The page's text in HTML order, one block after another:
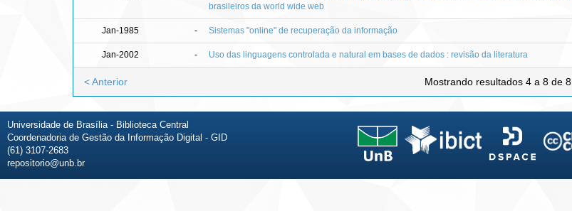
brasileiros da world wide web
Jan-1985 - Sistemas "online" de recuperação da informação
Jan-2002 - Uso das linguagens controlada e natural em bases de dados : revisão da literatura
Mostrando resultados 4 a 8 de 8
< Anterior
Universidade de Brasília - Biblioteca Central
Coordenadoria de Gestão da Informação Digital - GID
(61) 3107-2683
repositorio@unb.br